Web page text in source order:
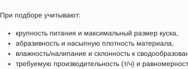
При подборе учитывают:
крупность питания и максимальный размер куска,
абразивность и насыпную плотность материала,
влажность/налипание и склонность к
требуемую производительность (т/ч) и